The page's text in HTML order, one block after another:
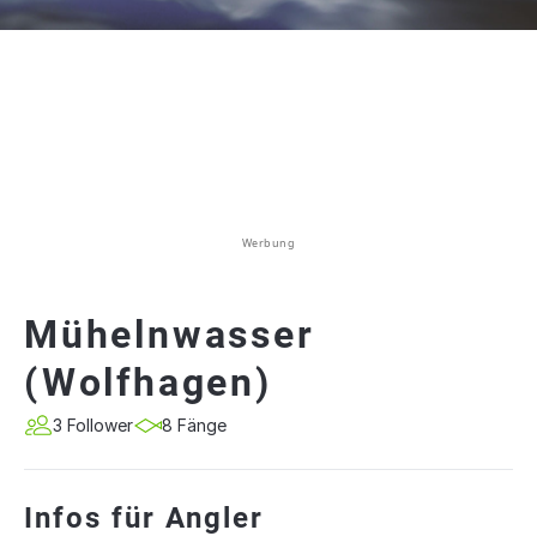
Werbung
Mühelnwasser
(Wolfhagen)
3 Follower 8 Fänge
Infos für Angler